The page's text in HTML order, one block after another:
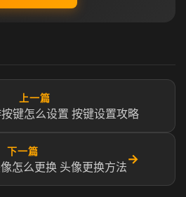
上一篇
键怎么设置 按键设置攻略
下一篇
怎么更换 头像更换方法
→